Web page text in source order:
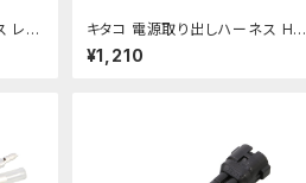
レブ
キタコ 電源取り出しハーネス HR
Cグロム etc【756-1443910】
¥1,210